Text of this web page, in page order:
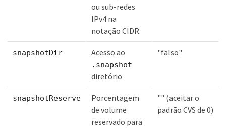
ou sub-redes
IPv4 na
notação CIDR.
snapshotDir Acesso ao
.snapshot
diretório
"falso"
snapshotReserve
Porcentagem
de volume
reservado para
"" (aceitar o
padrão CVS de 0)